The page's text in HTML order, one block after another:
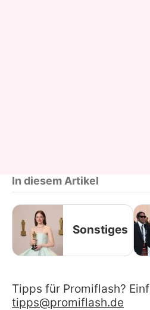
In diesem Artikel
Sonstiges
Tipps für Promiflash?
tipps@promiflash.de